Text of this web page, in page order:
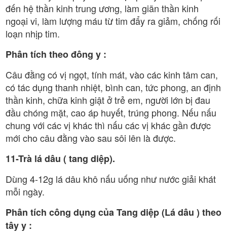
đến hệ thần kinh trung ương, làm giãn thần kinh
ngoại vi, làm lượng máu từ tim đẩy ra giảm, chống rối
loạn nhịp tim.
Phân tích theo đông y :
Câu đằng có vị ngọt, tính mát, vào các kinh tâm can,
có tác dụng thanh nhiệt, bình can, tức phong, an định
thần kinh, chữa kinh giật ở trẻ em, người lớn bị đau
đầu chóng mặt, cao áp huyết, trúng phong. Nếu nấu
chung với các vị khác thì nấu các vị khác gần được
mới cho câu đằng vào sau sôi lên là được.
11-Trà lá dâu ( tang diệp).
Dùng 4-12g lá dâu khô nấu uống như nước giải khát
mỗi ngày.
Phân tích công dụng của Tang diệp (Lá dâu ) theo
tây y :